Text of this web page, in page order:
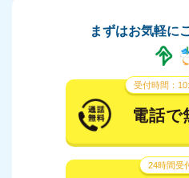
まずはお気軽に
受付時間：
電話で
24時間受